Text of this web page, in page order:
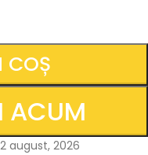
COȘ
ACUM
august, 2026